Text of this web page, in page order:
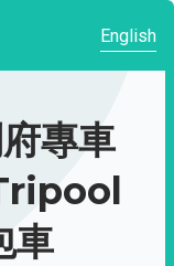
English
專車
車